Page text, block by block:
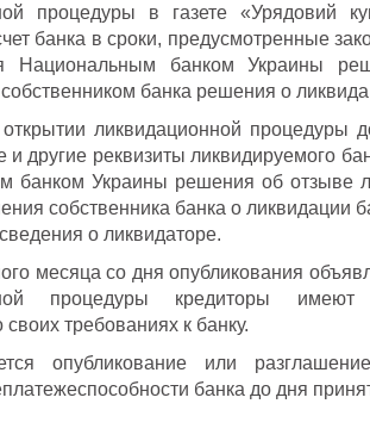
процедуры в газете «Урядовий
банка в сроки, предусмотренные
Национальным банком Украины
банка решения о
ликвидационной процедуры
и другие реквизиты ликвидируемого
банком Украины решения об отзыве
собственника банка о ликвидации
о ликвидаторе.
месяца со дня опубликования
процедуры кредиторы
своих требованиях к банку.
опубликование или
банка до дня